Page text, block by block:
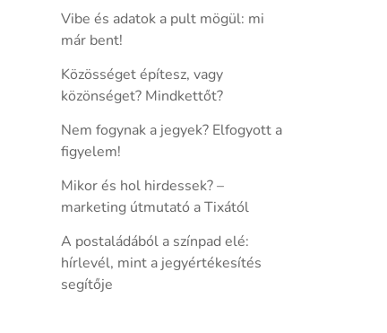
Vibe és adatok a pult mögül: mi
már bent!
Közösséget építesz, vagy
közönséget? Mindkettőt?
Nem fogynak a jegyek? Elfogyott a
figyelem!
Mikor és hol hirdessek? –
marketing útmutató a Tixától
A postaládából a színpad elé:
hírlevél, mint a jegyértékesítés
segítője